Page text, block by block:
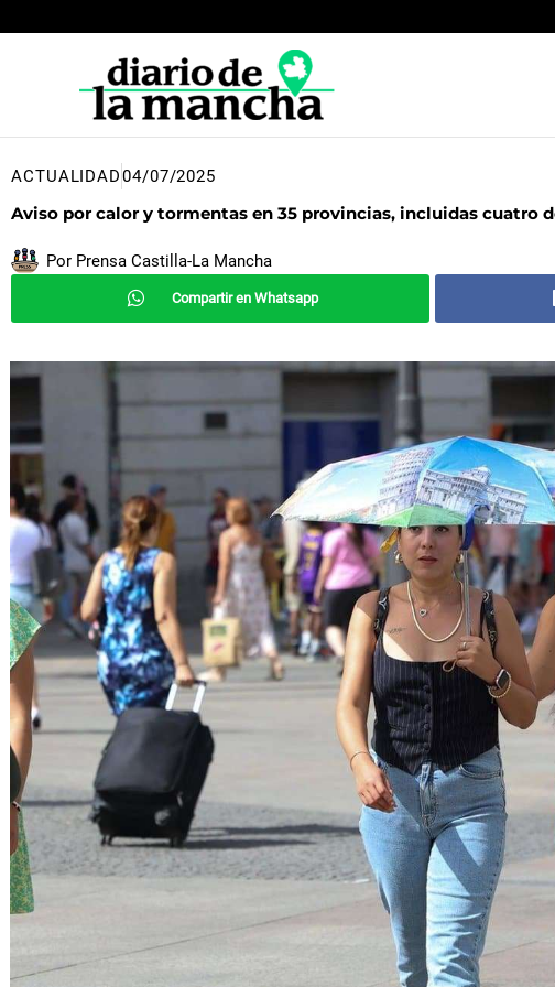
al
ACTUALIDAD04/07/2025
Aviso por calor y tormentas en 35 provincias, incluidas cuatro
Por Prensa Castilla-La Mancha
Compartir en Whatsapp